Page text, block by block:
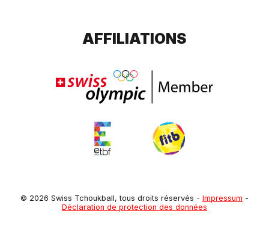
AFFILIATIONS
© 2026 Swiss Tchoukball, tous droits réservés - Impressum -
Déclaration de protection des données